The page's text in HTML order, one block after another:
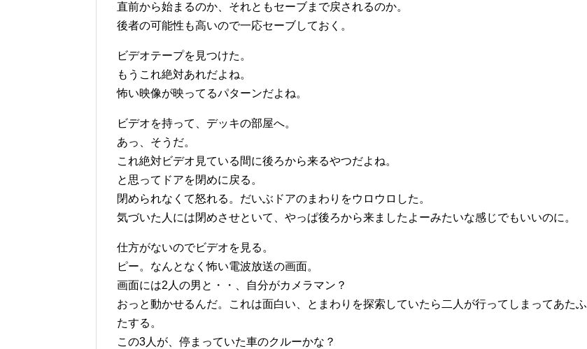
直前から始まるのか、それともセーブまで戻されるのか。
後者の可能性も高いので一応セーブしておく。
ビデオテープを見つけた。
もうこれ絶対あれだよね。
怖い映像が映ってるパターンだよね。
ビデオを持って、デッキの部屋へ。
あっ、そうだ。
これ絶対ビデオ見ている間に後ろから来るやつだよね。
と思ってドアを閉めに戻る。
閉められなくて怒れる。だいぶドアのまわりをウロウロした。
気づいた人には閉めさせといて、やっぱ後ろから来ましたよーみたいな感じでもいいのに。
仕方がないのでビデオを見る。
ピー。なんとなく怖い電波放送の画面。
画面には2人の男と・・、自分がカメラマン？
おっと動かせるんだ。これは面白い、とまわりを探索していたら二人が行ってしまってあたふ
たする。
この3人が、停まっていた車のクルーかな？